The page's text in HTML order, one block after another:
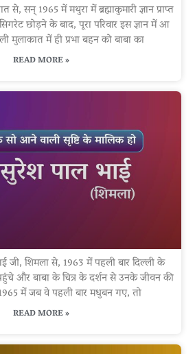
सन् 1965 में मथुरा में ब्रह्माकुमारी ज्ञान प्राप्त
छोड़ने के बाद, पूरा परिवार इस ज्ञान में आ
मुलाकात में ही प्रभा बहन को बाबा का
READ MORE »
जी, शिमला से, 1963 में पहली बार दिल्ली के
और बाबा के चित्र के दर्शन से उनके जीवन की
में जब वे पहली बार मधुबन गए, तो
READ MORE »